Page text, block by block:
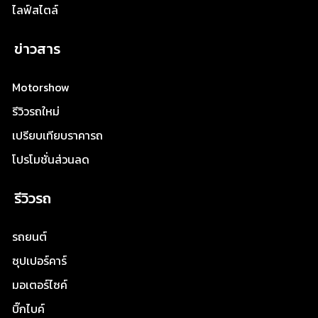
ไลฟ์สไตล์
ข่าวสาร
Motorshow
รีวิวรถใหม่
เปรียบเทียบราคารถ
โปรโมชั่นส่วนลด
รีวิวรถ
รถยนต์
ซุปเปอร์คาร์
มอเตอร์ไซค์
บิ๊กไบค์